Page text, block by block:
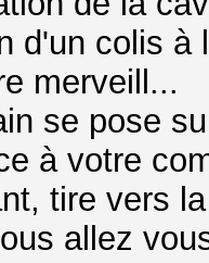
d'un colis
merveill...
se pose
à votre
tire vers
allez